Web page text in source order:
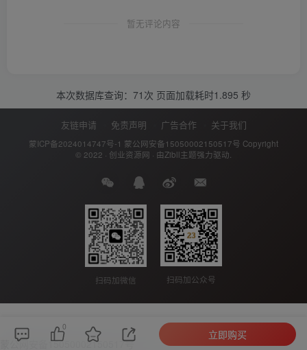
暂无评论内容
本次数据库查询：71次 页面加载耗时1.895 秒
友链申请 免责声明 广告合作 关于我们
蒙ICP备2024014747号-1 蒙公网安备15050002150517号 Copyright
© 2022 · 创业资源网 · 由Zibll主题强力驱动.
扫码加微信 扫码加公众号
0
立即购买
蒙公网安备15050002150517号